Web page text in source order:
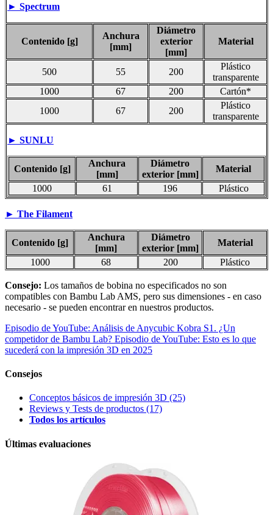
► Spectrum
Contenido [g]
Anchura
[mm]
Diámetro
exterior
[mm]
Material
500 55 200
Plástico
transparente
1000
67 200
Cartón*
1000
67 200
Plástico
transparente
► SUNLU
Contenido [g]
Anchura
[mm]
Diámetro
exterior [mm]
Material
1000
61 196 Plástico
► The Filament
Contenido [g]
Anchura
[mm]
Diámetro
exterior [mm]
Material
1000
68 200 Plástico
Consejo: Los tamaños de bobina no especificados no son
compatibles con Bambu Lab AMS, pero sus dimensiones - en caso
necesario - se pueden encontrar en nuestros productos.
Episodio de YouTube: Análisis de Anycubic Kobra S1. ¿Un
competidor de Bambu Lab? Episodio de YouTube: Esto es lo que
sucederá con la impresión 3D en 2025
Consejos
Conceptos básicos de impresión 3D (25)
Reviews y Tests de productos (17)
Todos los artículos
Últimas evaluaciones